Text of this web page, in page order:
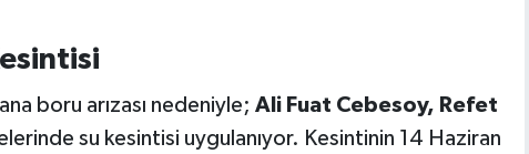
boru arızası nedeniyle; Ali Fuat Cebesoy, Refet
su kesintisi uygulanıyor. Kesintinin 14 Haziran